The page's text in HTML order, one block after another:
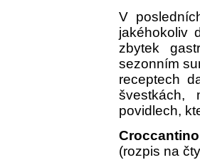
V
jakéhokoliv
zbytek
sezonním
receptech
švestkách,
povidlech,
(rozpis na